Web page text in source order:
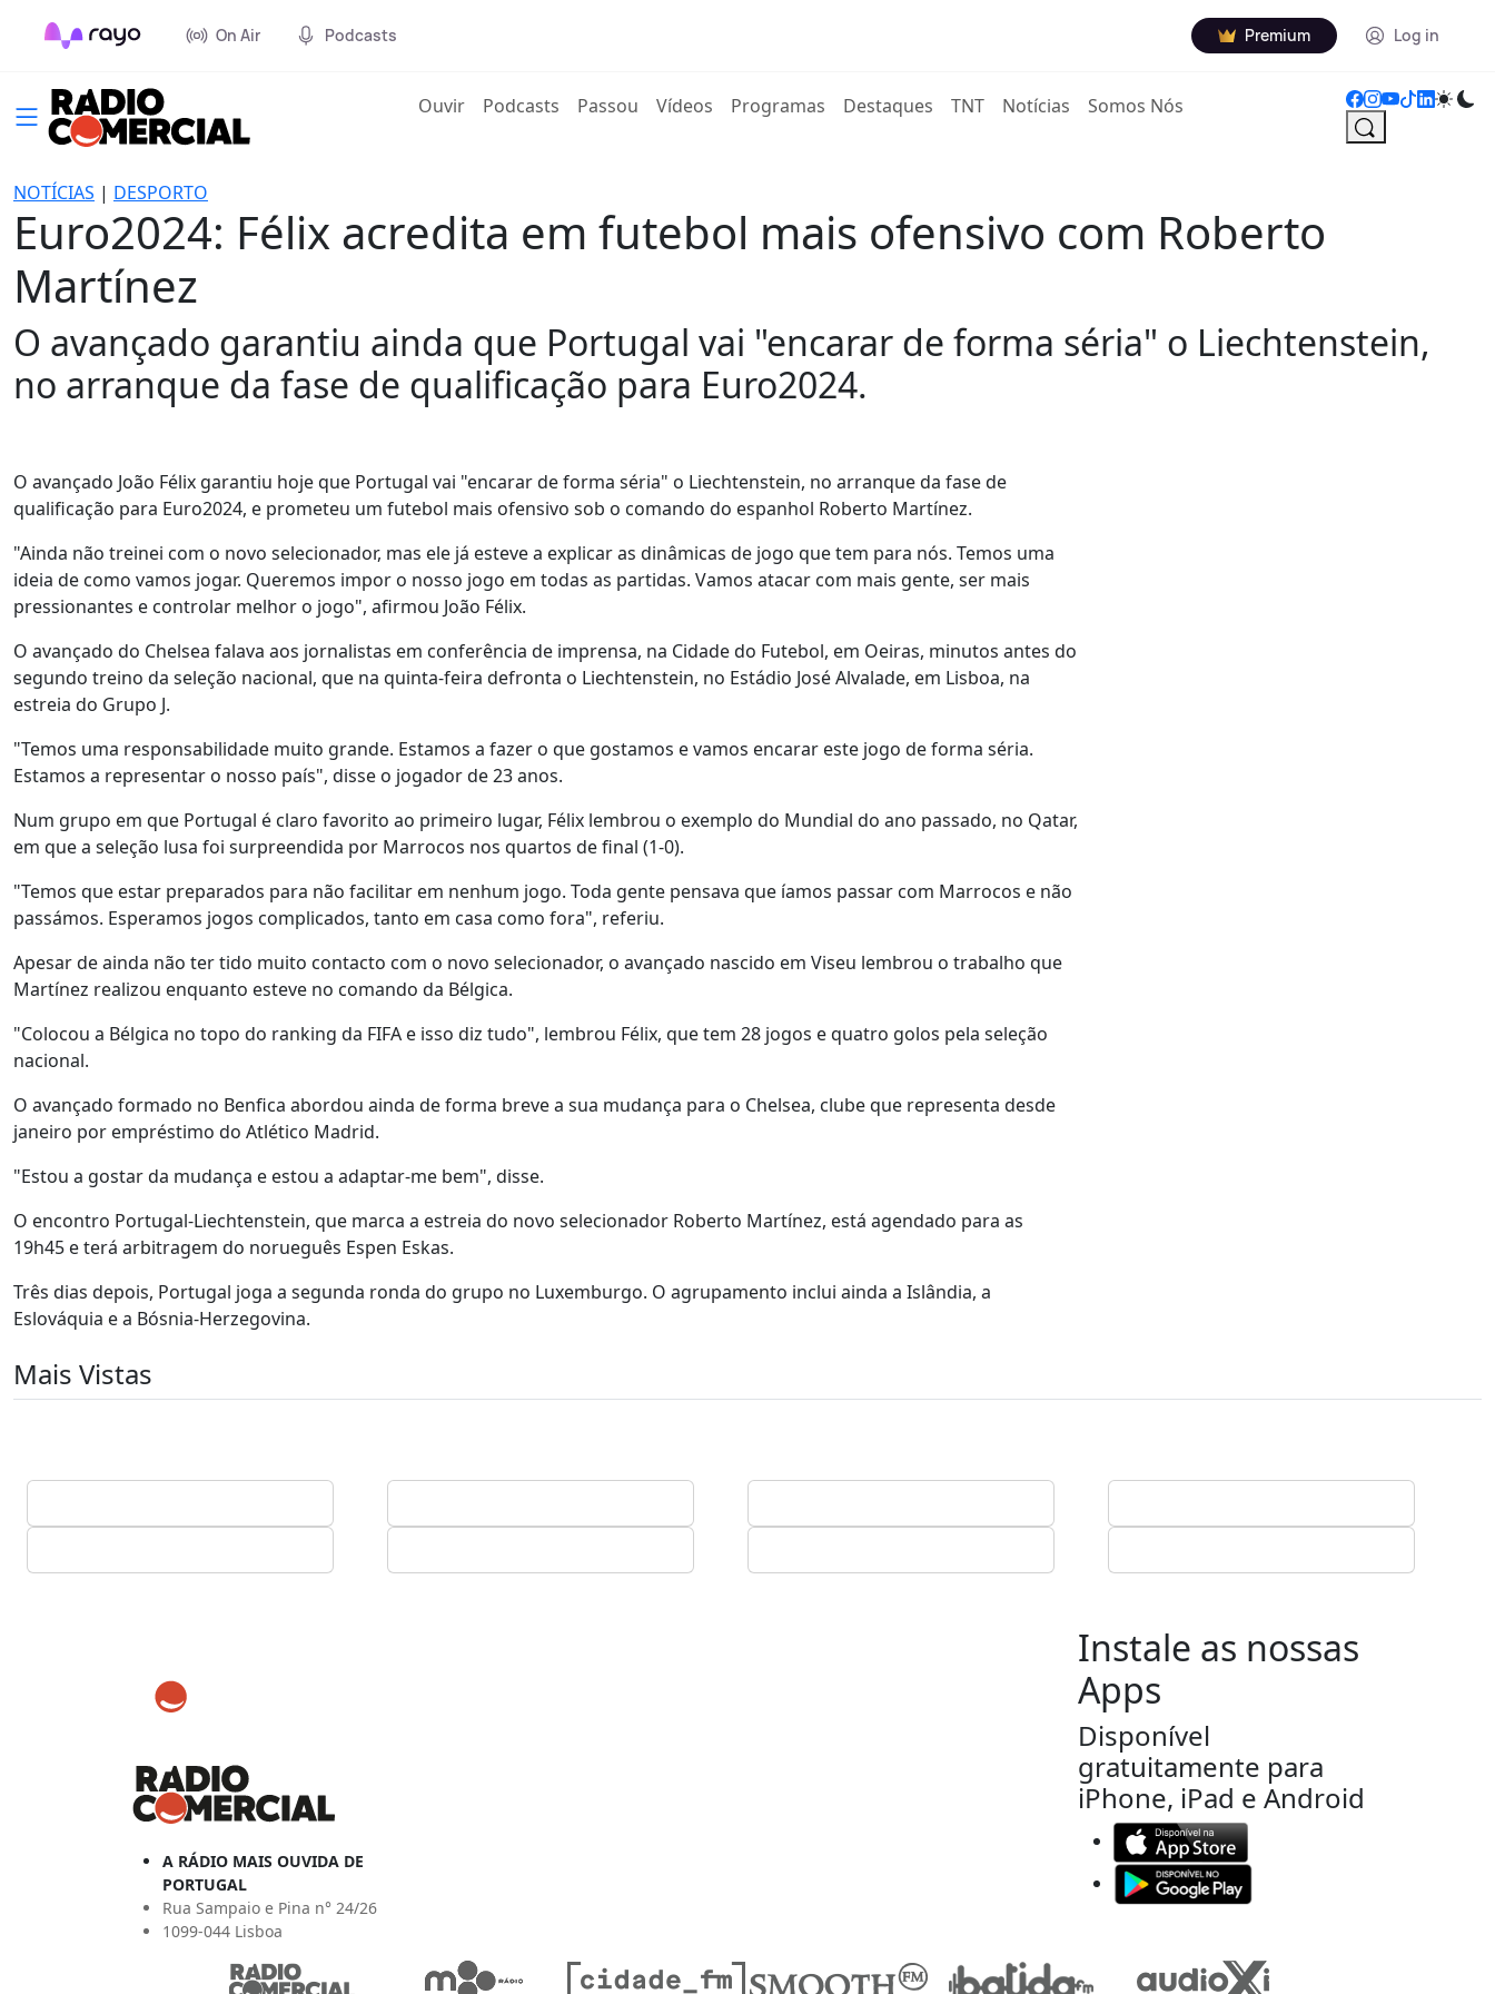
On Air Podcasts Premium Log in
Ouvir(current)
Podcasts Passou Vídeos Programas Destaques TNT Notícias Somos Nós
NOTÍCIAS | DESPORTO
Euro2024: Félix acredita em futebol mais ofensivo com Roberto
Martínez
O avançado garantiu ainda que Portugal vai "encarar de forma séria" o Liechtenstein,
no arranque da fase de qualificação para Euro2024.
O avançado João Félix garantiu hoje que Portugal vai "encarar de forma séria" o Liechtenstein, no arranque da fase de
qualificação para Euro2024, e prometeu um futebol mais ofensivo sob o comando do espanhol Roberto Martínez.
"Ainda não treinei com o novo selecionador, mas ele já esteve a explicar as dinâmicas de jogo que tem para nós. Temos uma
ideia de como vamos jogar. Queremos impor o nosso jogo em todas as partidas. Vamos atacar com mais gente, ser mais
pressionantes e controlar melhor o jogo", afirmou João Félix.
O avançado do Chelsea falava aos jornalistas em conferência de imprensa, na Cidade do Futebol, em Oeiras, minutos antes do
segundo treino da seleção nacional, que na quinta-feira defronta o Liechtenstein, no Estádio José Alvalade, em Lisboa, na
estreia do Grupo J.
"Temos uma responsabilidade muito grande. Estamos a fazer o que gostamos e vamos encarar este jogo de forma séria.
Estamos a representar o nosso país", disse o jogador de 23 anos.
Num grupo em que Portugal é claro favorito ao primeiro lugar, Félix lembrou o exemplo do Mundial do ano passado, no Qatar,
em que a seleção lusa foi surpreendida por Marrocos nos quartos de final (1-0).
"Temos que estar preparados para não facilitar em nenhum jogo. Toda gente pensava que íamos passar com Marrocos e não
passámos. Esperamos jogos complicados, tanto em casa como fora", referiu.
Apesar de ainda não ter tido muito contacto com o novo selecionador, o avançado nascido em Viseu lembrou o trabalho que
Martínez realizou enquanto esteve no comando da Bélgica.
"Colocou a Bélgica no topo do ranking da FIFA e isso diz tudo", lembrou Félix, que tem 28 jogos e quatro golos pela seleção
nacional.
O avançado formado no Benfica abordou ainda de forma breve a sua mudança para o Chelsea, clube que representa desde
janeiro por empréstimo do Atlético Madrid.
"Estou a gostar da mudança e estou a adaptar-me bem", disse.
O encontro Portugal-Liechtenstein, que marca a estreia do novo selecionador Roberto Martínez, está agendado para as
19h45 e terá arbitragem do norueguês Espen Eskas.
Três dias depois, Portugal joga a segunda ronda do grupo no Luxemburgo. O agrupamento inclui ainda a Islândia, a
Eslováquia e a Bósnia-Herzegovina.
Mais Vistas
A RÁDIO MAIS OUVIDA DE
PORTUGAL
Rua Sampaio e Pina n° 24/26
1099-044 Lisboa
Instale as nossas
Apps
Disponível
gratuitamente para
iPhone, iPad e Android